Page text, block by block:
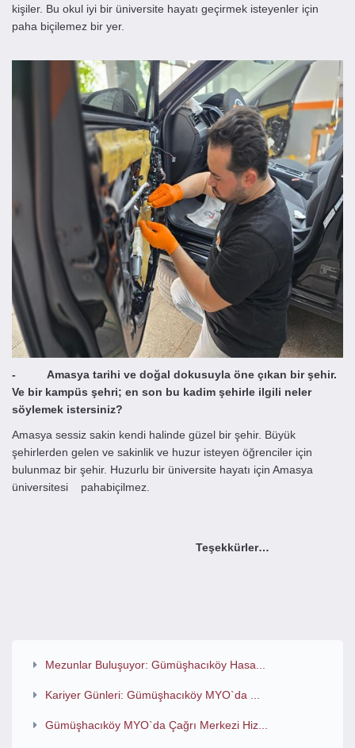
kişiler. Bu okul iyi bir üniversite hayatı geçirmek isteyenler için
paha biçilemez bir yer.
- Amasya tarihi ve doğal dokusuyla öne çıkan bir şehir.
Ve bir kampüs şehri; en son bu kadim şehirle ilgili neler
söylemek istersiniz?
Amasya sessiz sakin kendi halinde güzel bir şehir. Büyük
şehirlerden gelen ve sakinlik ve huzur isteyen öğrenciler için
bulunmaz bir şehir. Huzurlu bir üniversite hayatı için Amasya
üniversitesi pahabiçilmez.
Teşekkürler…
Mezunlar Buluşuyor: Gümüşhacıköy Hasa...
Kariyer Günleri: Gümüşhacıköy MYO`da ...
Gümüşhacıköy MYO`da Çağrı Merkezi Hiz...